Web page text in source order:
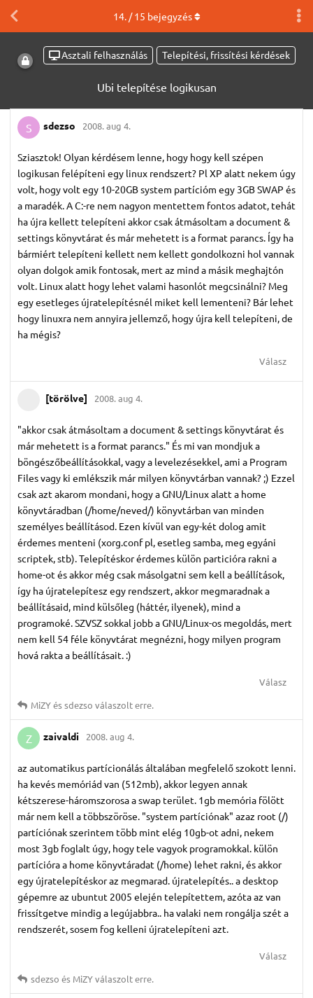
Asztali felhasználás Telepítési, frissítési kérdések
Ubi telepítése logikusan
14. /15 bejegyzés
S sdezso 2008. aug 4.
Sziasztok! Olyan kérdésem lenne, hogy hogy kell szépen
logikusan felépíteni egy linux rendszert? Pl XP alatt nekem úgy
volt, hogy volt egy 10-20GB system partícióm egy 3GB SWAP és
a maradék. A C:-re nem nagyon mentettem fontos adatot, tehát
ha újra kellett telepíteni akkor csak átmásoltam a document &
settings könyvtárat és már mehetett is a format parancs. Így ha
bármiért telepíteni kellett nem kellett gondolkozni hol vannak
olyan dolgok amik fontosak, mert az mind a másik meghajtón
volt. Linux alatt hogy lehet valami hasonlót megcsinálni? Meg
egy esetleges újratelepítésnél miket kell lementeni? Bár lehet
hogy linuxra nem annyira jellemző, hogy újra kell telepíteni, de
ha mégis?
Válasz
[törölve] 2008. aug 4.
"akkor csak átmásoltam a document & settings könyvtárat és
már mehetett is a format parancs." És mi van mondjuk a
böngészőbeállításokkal, vagy a levelezésekkel, ami a Program
Files vagy ki emlékszik már milyen könyvtárban vannak? ;) Ezzel
csak azt akarom mondani, hogy a GNU/Linux alatt a home
könyvtáradban (/home/neved/) könyvtárban van minden
személyes beállításod. Ezen kívül van egy-két dolog amit
érdemes menteni (xorg.conf pl, esetleg samba, meg egyáni
scriptek, stb). Telepítéskor érdemes külön particióra rakni a
home-ot és akkor még csak másolgatni sem kell a beállítások,
így ha újratelepítesz egy rendszert, akkor megmaradnak a
beállításaid, mind külsőleg (háttér, ilyenek), mind a
programoké. SZVSZ sokkal jobb a GNU/Linux-os megoldás, mert
nem kell 54 féle könyvtárat megnézni, hogy milyen program
hová rakta a beállításait. :)
Válasz
MiZYéssdezso válaszolt erre.
Z zaivaldi 2008. aug 4.
az automatikus partícionálás általában megfelelő szokott lenni.
ha kevés memóriád van (512mb), akkor legyen annak
kétszerese-háromszorosa a swap terület. 1gb memória fölött
már nem kell a többszöröse. "system partíciónak" azaz root (/)
partíciónak szerintem több mint elég 10gb-ot adni, nekem
most 3gb foglalt úgy, hogy tele vagyok programokkal. külön
partícióra a home könyvtáradat (/home) lehet rakni, és akkor
egy újratelepítéskor az megmarad. újratelepítés.. a desktop
gépemre az ubuntut 2005 elején telepítettem, azóta az van
frissítgetve mindig a legújabbra.. ha valaki nem rongálja szét a
rendszerét, sosem fog kelleni újratelepíteni azt.
Válasz
sdezso és MiZYválaszolt erre.